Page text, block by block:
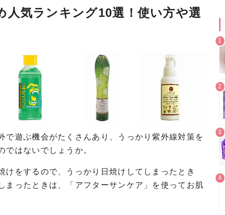
人気ランキング10選！使い方や選
で遊ぶ機会がたくさんあり、うっかり紫外線対策を
ではないでしょうか。
けをするので、うっかり日焼けしてしまったとき
まったときは、「アフターサンケア」を使ってお肌